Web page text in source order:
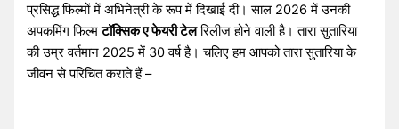
प्रसिद्ध फिल्मों में अभिनेत्री के रूप में दिखाई दी। साल 2026 में उनकी
अपकमिंग फिल्मटॉक्सिक ए फेयरी टेलरिलीज होने वाली है। तारा सुतारिया
की उम्र वर्तमान 2025 में 30 वर्ष है। चलिए हम आपको तारा सुतारिया के
जीवन से परिचित कराते हैं –